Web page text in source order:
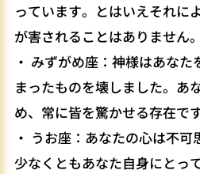
っています。とはいえそれに
が害されることはありません。
・ みずがめ座：神様はあな
まったものを壊しました。あ
め、常に皆を驚かせる存在です
・ うお座：あなたの心は不
少なくともあなた自身にとっ